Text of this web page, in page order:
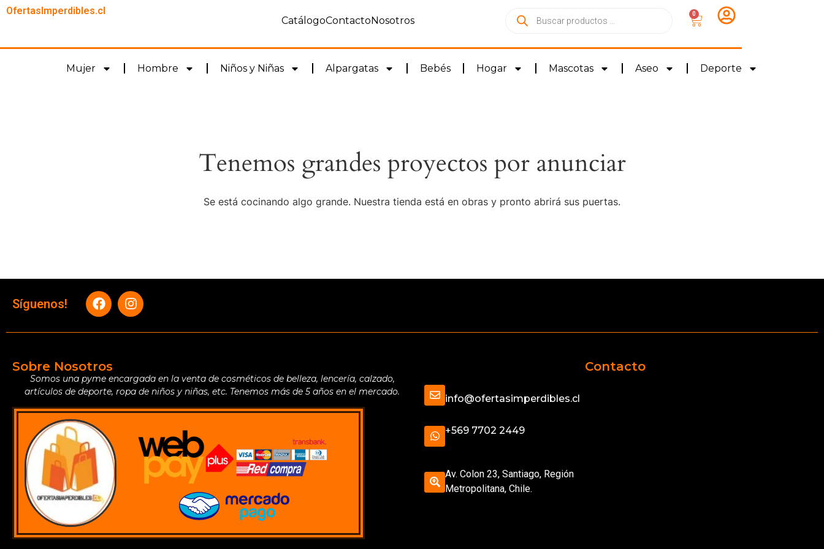
OfertasImperdibles.cl
CatálogoContactoNosotros
0
Mujer Hombre Niños y Niñas Alpargatas Bebés Hogar Mascotas Aseo Deporte
Tenemos grandes proyectos por anunciar
Se está cocinando algo grande. Nuestra tienda está en obras y pronto abrirá sus puertas.
Síguenos!
Sobre Nosotros
Somos una pyme encargada en la venta de cosméticos de belleza, lencería, calzado,
artículos de deporte, ropa de niños y niñas, etc. Tenemos más de 5 años en el mercado.
Contacto
info@ofertasimperdibles.cl
+569 7702 2449
Av. Colon 23, Santiago, Región
Metropolitana, Chile.